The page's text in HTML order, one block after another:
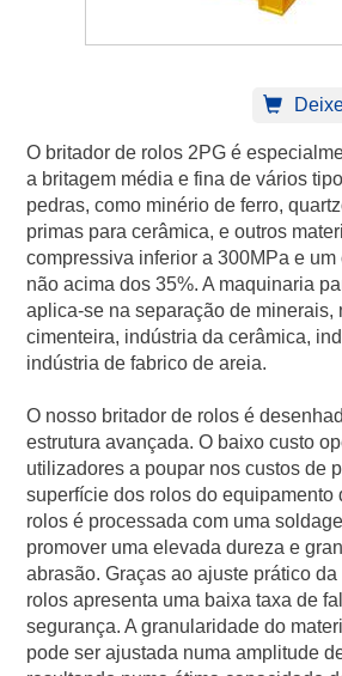
O britador de rolos 2PG é
a britagem média e fina de vários
pedras, como minério de ferro,
primas para cerâmica, e outros
compressiva inferior a 300MPa e
não acima dos 35%. A maquinaria
aplica-se na separação de minerais,
cimenteira, indústria da cerâmica,
indústria de fabrico de areia.
O nosso britador de rolos é
estrutura avançada. O baixo custo
utilizadores a poupar nos custos de
superfície dos rolos do equipamento
rolos é processada com uma
promover uma elevada dureza e
abrasão. Graças ao ajuste prático
rolos apresenta uma baixa taxa de
segurança. A granularidade do
pode ser ajustada numa amplitude